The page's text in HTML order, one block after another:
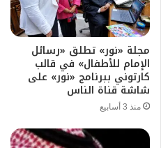
مجلة «نور» تطلق «رسائل
الإمام للأطفال» في قالب
كارتوني ببرنامج «نور» على
شاشة قناة الناس
منذ 3 أسابيع